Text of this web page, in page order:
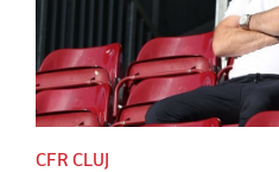
CFR CLUJ